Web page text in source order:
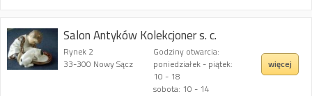
Salon Antyków Kolekcjoner s. c.
Rynek 2
33-300 Nowy Sącz
Godziny otwarcia:
poniedziałek - piątek:
10 - 18
sobota: 10 - 14
więcej